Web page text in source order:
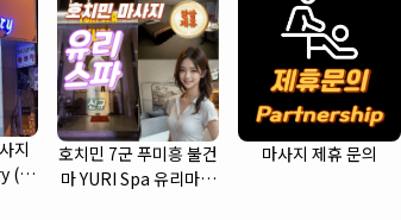
지
(1
호치민 7군 푸미흥 불건
마 YURI Spa 유리마사
마사지 제휴 문의